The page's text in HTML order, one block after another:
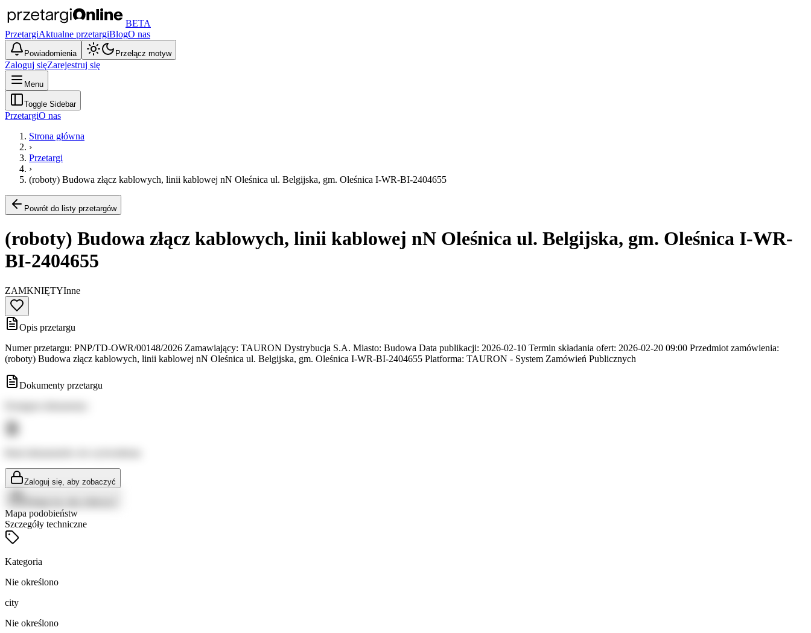
BETA
PrzetargiAktualne przetargiBlogO nas
Powiadomienia Przełącz motyw
Zaloguj sięZarejestruj się
Menu
Toggle Sidebar
PrzetargiO nas
Strona główna
›
Przetargi
›
(roboty) Budowa złącz kablowych, linii kablowej nN Oleśnica ul. Belgijska, gm. Oleśnica I-WR-BI-2404655
Powrót do listy przetargów
(roboty) Budowa złącz kablowych, linii kablowej nN Oleśnica ul. Belgijska, gm. Oleśnica I-WR-
BI-2404655
ZAMKNIĘTYInne
Opis przetargu
Numer przetargu: PNP/TD-OWR/00148/2026 Zamawiający: TAURON Dystrybucja S.A. Miasto: Budowa Data publikacji: 2026-02-10 Termin składania ofert: 2026-02-20 09:00 Przedmiot zamówienia:
(roboty) Budowa złącz kablowych, linii kablowej nN Oleśnica ul. Belgijska, gm. Oleśnica I-WR-BI-2404655 Platforma: TAURON - System Zamówień Publicznych
Dokumenty przetargu
Zaloguj się, aby zobaczyć
Mapa podobieństw
Szczegóły techniczne
Kategoria
Nie określono
city
Nie określono